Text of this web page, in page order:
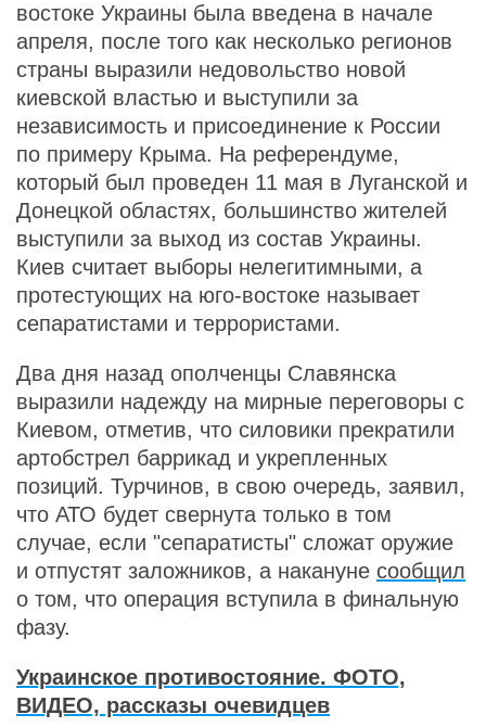
востоке Украины была введена в начале
апреля, после того как несколько регионов
страны выразили недовольство новой
киевской властью и выступили за
независимость и присоединение к России
по примеру Крыма. На референдуме,
который был проведен 11 мая в Луганской и
Донецкой областях, большинство жителей
выступили за выход из состав Украины.
Киев считает выборы нелегитимными, а
протестующих на юго-востоке называет
сепаратистами и террористами.
Два дня назад ополченцы Славянска
выразили надежду на мирные переговоры с
Киевом, отметив, что силовики прекратили
артобстрел баррикад и укрепленных
позиций. Турчинов, в свою очередь, заявил,
что АТО будет свернута только в том
случае, если "сепаратисты" сложат оружие
и отпустят заложников, а накануне сообщил
о том, что операция вступила в финальную
фазу.
Украинское противостояние. ФОТО,
ВИДЕО, рассказы очевидцев